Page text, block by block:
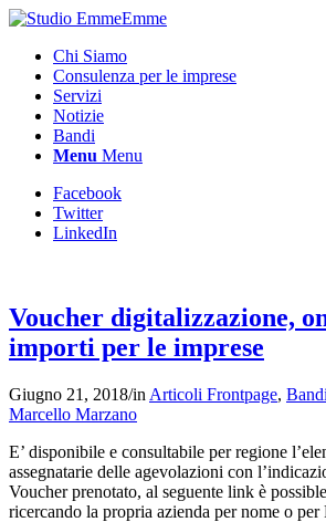
Chi Siamo
Consulenza per le imprese
Servizi
Notizie
Bandi
Menu Menu
Facebook
Twitter
LinkedIn
Voucher digitalizzazione,
importi per le imprese
Giugno 21, 2018/in Articoli Frontpage, Bandi
Marcello Marzano
E’ disponibile e consultabile per regione
assegnatarie delle agevolazioni con
Voucher prenotato, al seguente link è
ricercando la propria azienda per nome o per